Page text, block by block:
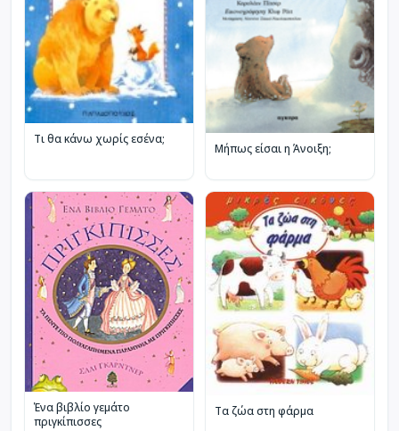
Τι θα κάνω χωρίς εσένα;
Μήπως είσαι η Άνοιξη;
Ένα βιβλίο γεμάτο
πριγκίπισσες
Τα ζώα στη φάρμα